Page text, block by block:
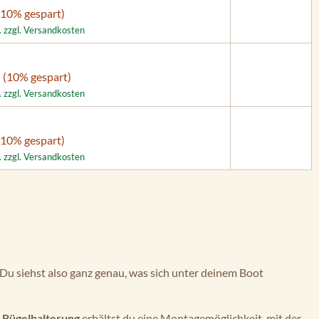
gespart)
Versandkosten
(10% gespart)
Versandkosten
gespart)
Versandkosten
siehst also ganz genau, was sich unter deinem Boot